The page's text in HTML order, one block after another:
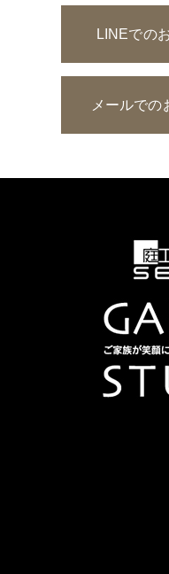
LINEでの
メールでの